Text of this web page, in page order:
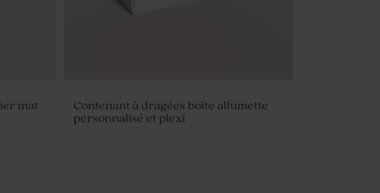
mat
Contenant à dragées boîte allumette
personnalisé et plexi